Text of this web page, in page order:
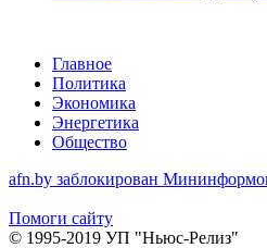
Главное
Политика
Экономика
Энергетика
Общество
afn.by заблокирован
Помоги сайту
© 1995-2019 УП "Ньюс-Релиз"